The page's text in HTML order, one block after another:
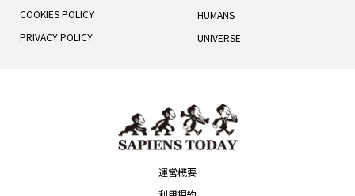
COOKIES POLICY
PRIVACY POLICY
HUMANS
UNIVERSE
運営概要